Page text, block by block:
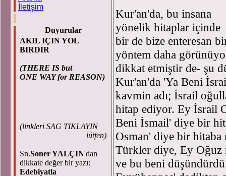
İletişim
Duyurular
AKIL IÇIN YOL
BIRDIR
(THERE IS but
ONE WAY for REASON)
(linkleri SAG TIKLAYIN
lütfen)
Sn.Soner YALÇIN'dan
dikkate değer bir yazı:
Edebiyatla
Kur'an'da, bu insana
yönelik hitaplar içinde
bir de bize enteresan
yöntem daha
dikkat etmiştir de- şu
Kur'an'da 'Ya Beni
kavmin adı; İsrail
hitap ediyor. Ey İsrail
Beni İsmail' diye bir
Osman' diye bir hitaba
Türkler diye, Ey Oğuz
ve bu beni